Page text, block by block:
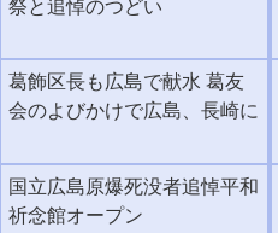
祭と追悼のつどい
葛飾区長も広島で献水 葛友
会のよびかけで広島、長崎に
国立広島原爆死没者追悼平和
祈念館オープン